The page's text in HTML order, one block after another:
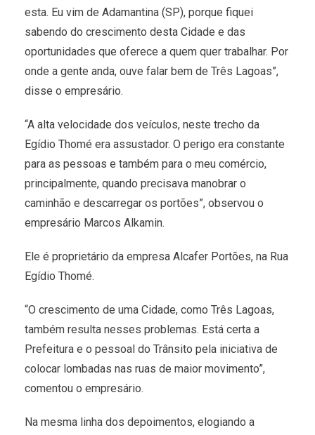
esta. Eu vim de Adamantina (SP), porque fiquei
sabendo do crescimento desta Cidade e das
oportunidades que oferece a quem quer trabalhar. Por
onde a gente anda, ouve falar bem de Três Lagoas”,
disse o empresário.
“A alta velocidade dos veículos, neste trecho da
Egídio Thomé era assustador. O perigo era constante
para as pessoas e também para o meu comércio,
principalmente, quando precisava manobrar o
caminhão e descarregar os portões”, observou o
empresário Marcos Alkamin.
Ele é proprietário da empresa Alcafer Portões, na Rua
Egídio Thomé.
“O crescimento de uma Cidade, como Três Lagoas,
também resulta nesses problemas. Está certa a
Prefeitura e o pessoal do Trânsito pela iniciativa de
colocar lombadas nas ruas de maior movimento”,
comentou o empresário.
Na mesma linha dos depoimentos, elogiando a